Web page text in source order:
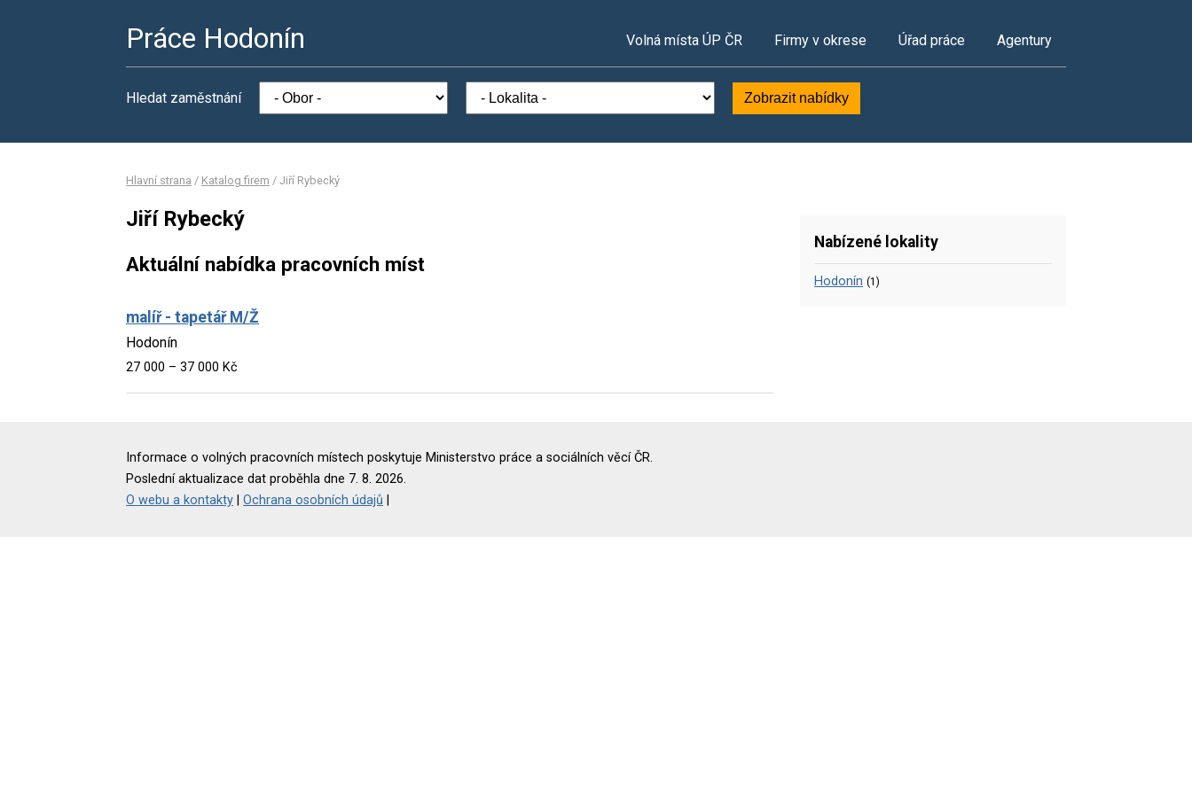
Práce Hodonín Volná místa ÚP ČR Firmy v okrese Úřad práce Agentury
Hledat zaměstnání Zobrazit nabídky
Hlavní strana / Katalog firem / Jiří Rybecký
Jiří Rybecký
Aktuální nabídka pracovních míst
malíř - tapetář M/Ž
Hodonín
27 000 – 37 000 Kč
Nabízené lokality
Hodonín (1)
Informace o volných pracovních místech poskytuje Ministerstvo práce a sociálních věcí ČR.
Poslední aktualizace dat proběhla dne 7. 8. 2026.
O webu a kontakty
Ochrana osobních údajů